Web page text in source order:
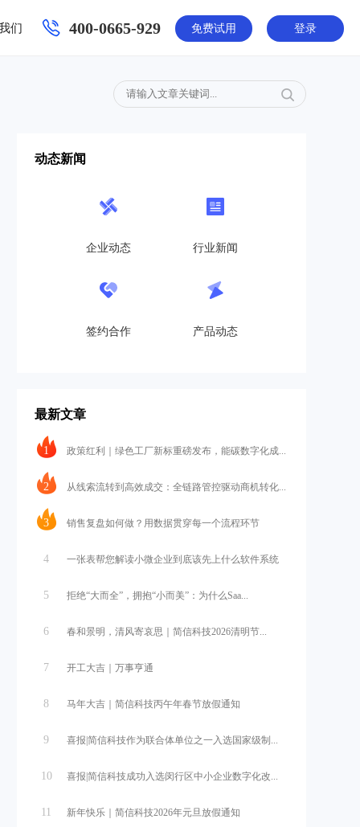
们 400-0665-929 免费试用 登录
动态新闻
企业动态 行业新闻
签约合作 产品动态
最新文章
1 政策红利｜绿色工厂新标重磅发布，能碳数字化成...
2 从线索流转到高效成交：全链路管控驱动商机转化...
3 销售复盘如何做？用数据贯穿每一个流程环节
4 一张表帮您解读小微企业到底该先上什么软件系统
5 拒绝“大而全”，拥抱“小而美”：为什么Saa...
6 春和景明，清风寄哀思｜简信科技2026清明节...
7 开工大吉｜万事亨通
8 马年大吉｜简信科技丙午年春节放假通知
9 喜报|简信科技作为联合体单位之一入选国家级制...
10 喜报|简信科技成功入选闵行区中小企业数字化改...
11 新年快乐｜简信科技2026年元旦放假通知